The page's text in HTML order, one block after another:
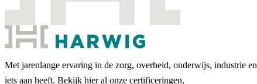
Met jarenlange ervaring in de zorg, overheid, onderwijs, industrie
iets aan heeft. Bekijk hier al onze certificeringen.